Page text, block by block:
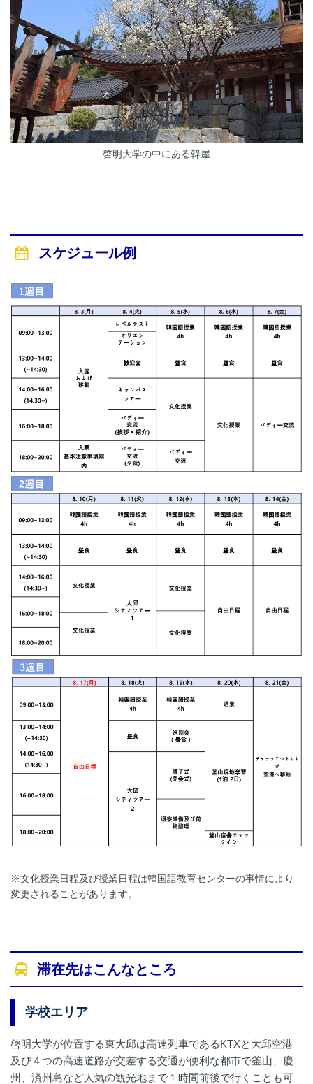
啓明大学の中にある韓屋
スケジュール例
※⽂化授業日程及び授業日程は韓国語教育センターの事情により
変更されることがあります。
滞在先はこんなところ
学校エリア
啓明大学が位置する東大邱は高速列車であるKTXと大邱空港
及び４つの高速道路が交差する交通が便利な都市で釜山、慶
州、済州島など人気の観光地まで１時間前後で行くことも可